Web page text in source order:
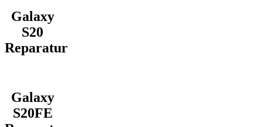
Galaxy
S20
Reparatur
Galaxy
S20FE